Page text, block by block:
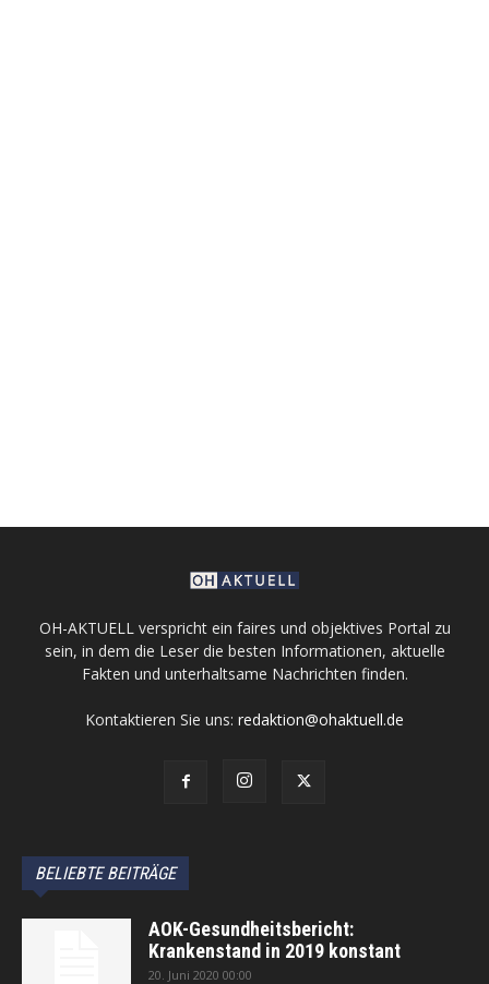
OH-AKTUELL verspricht ein faires und objektives Portal zu
sein, in dem die Leser die besten Informationen, aktuelle
Fakten und unterhaltsame Nachrichten finden.
Kontaktieren Sie uns: redaktion@ohaktuell.de
BELIEBTE BEITRÄGE
AOK-Gesundheitsbericht:
Krankenstand in 2019 konstant
20. Juni 2020 00:00